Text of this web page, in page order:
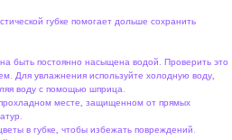
губке помогает дольше сохранить
быть постоянно насыщена водой. Проверить это
Для увлажнения используйте холодную воду,
воду с помощью шприца.
месте, защищенном от прямых
в губке, чтобы избежать повреждений.